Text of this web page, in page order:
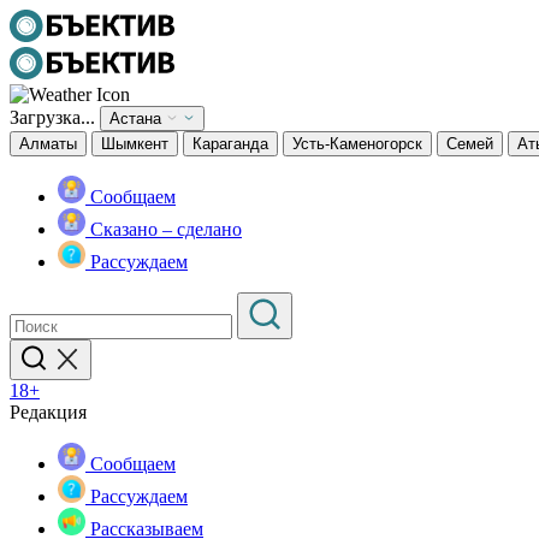
Загрузка...
Астана
Алматы
Шымкент Караганда Усть-Каменогорск Семей
Сообщаем
Сказано – сделано
Рассуждаем
18+
Редакция
Сообщаем
Рассуждаем
Рассказываем